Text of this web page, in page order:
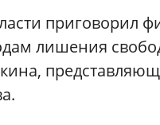
приговорил
лишения